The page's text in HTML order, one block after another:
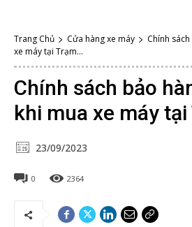
Trang Chủ Cửa hàng xe máy
Chính
xe máy tại Trạm...
Chính sách bảo
khi mua xe máy tại
23/09/2023
0 2364